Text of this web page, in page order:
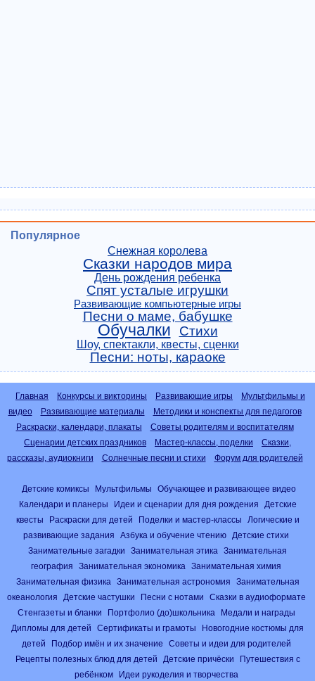
Популярное
Снежная королева
Сказки народов мира
День рождения ребенка
Спят усталые игрушки
Развивающие компьютерные игры
Песни о маме, бабушке
Обучалки Стихи
Шоу, спектакли, квесты, сценки
Песни: ноты, караоке
Главная Конкурсы и викторины Развивающие игры
Мультфильмы и
видео
Развивающие материалы
Методики и конспекты для педагогов
Раскраски, календари, плакаты
Советы родителям и воспитателям
Сценарии детских праздников
Мастер-классы, поделки
Сказки,
рассказы, аудиокниги
Солнечные песни и стихи Форум для родителей
Детские комиксы Мультфильмы
Обучающее и развивающее видео
Календари и планеры
Идеи и сценарии для дня рождения
Детские
квесты
Раскраски для детей Поделки и мастер-классы
Логические и
развивающие задания
Азбука и обучение чтению
Детские стихи
Занимательные загадки
Занимательная этика
Занимательная
география
Занимательная экономика
Занимательная химия
Занимательная физика
Занимательная астрономия
Занимательная
океанология
Детские частушки Песни с нотами
Сказки в аудиоформате
Стенгазеты и бланки
Портфолио (до)школьника
Медали и награды
Дипломы для детей
Сертификаты и грамоты
Новогодние костюмы для
детей
Подбор имён и их значение
Советы и идеи для родителей
Рецепты полезных блюд для детей
Детские причёски
Путешествия с
ребёнком
Идеи рукоделия и творчества